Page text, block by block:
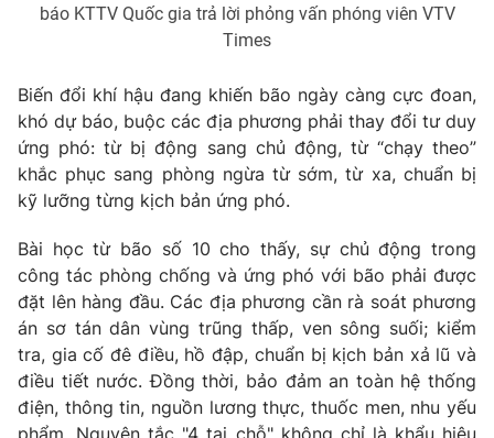
Theo dõi báo trên
Cơ quan báo chí:Thời báo VTV
Giấy phép hoạt động báo in và báo điện tử số 483/GP-BTTTT
cấp ngày 29/12/2023
Tổng Biên tập:Vũ Thanh Thủy
Phó Tổng Biên tập:Nguyễn Thị Mỹ Hạnh, Phạm Quốc Thắng,
Nguyễn Trọng Ninh
Tổng đài VTV:024.38 355 931 - 024.38 355 932
báo KTTV Quốc gia trả lời phỏng vấn phóng viên VTV
Times
Biến đổi khí hậu đang khiến bão ngày càng cực đoan,
khó dự báo, buộc các địa phương phải thay đổi tư duy
ứng phó: từ bị động sang chủ động, từ “chạy theo”
khắc phục sang phòng ngừa từ sớm, từ xa, chuẩn bị
kỹ lưỡng từng kịch bản ứng phó.
Bài học từ bão số 10 cho thấy, sự chủ động trong
công tác phòng chống và ứng phó với bão phải được
đặt lên hàng đầu. Các địa phương cần rà soát phương
án sơ tán dân vùng trũng thấp, ven sông suối; kiểm
tra, gia cố đê điều, hồ đập, chuẩn bị kịch bản xả lũ và
điều tiết nước. Đồng thời, bảo đảm an toàn hệ thống
điện, thông tin, nguồn lương thực, thuốc men, nhu yếu